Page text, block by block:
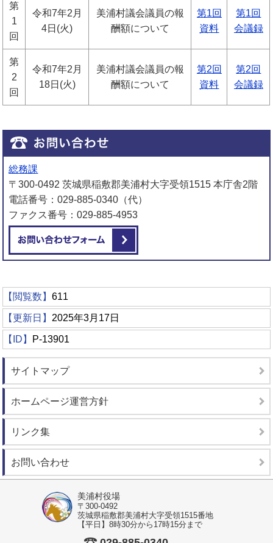
第
1
回
令和7年2月
4日(火)
美浦村議会議員の報
酬額について
第1回
資料
第1回
会議録
第
2
回
令和7年2月
18日(火)
美浦村議会議員の報
酬額について
第2回
資料
第2回
会議録
総務課
〒300-0492 茨城県稲敷郡美浦村大字受領1515 本庁舎2階
電話番号：029-885-0340（代）
ファクス番号：029-885-4953
【閲覧数】611
【更新日】 2025年3月17日
【ID】 P-13901
サイトマップ
ホームページ運営方針
リンク集
お問い合わせ
美浦村役場
〒300-0492
茨城県稲敷郡美浦村大字受領1515番地
【平日】8時30分から17時15分まで